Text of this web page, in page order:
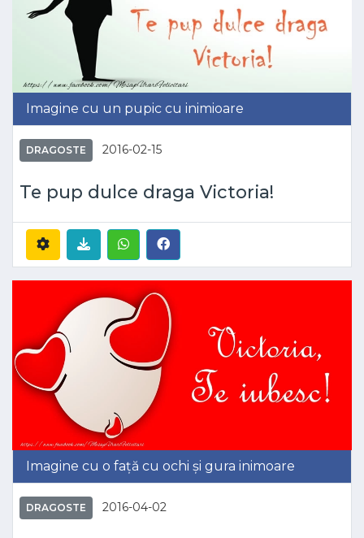
Imagine cu un pupic cu inimioare
DRAGOSTE 2016-02-15
Te pup dulce draga Victoria!
Imagine cu o față cu ochi și gura inimoare
DRAGOSTE 2016-04-02